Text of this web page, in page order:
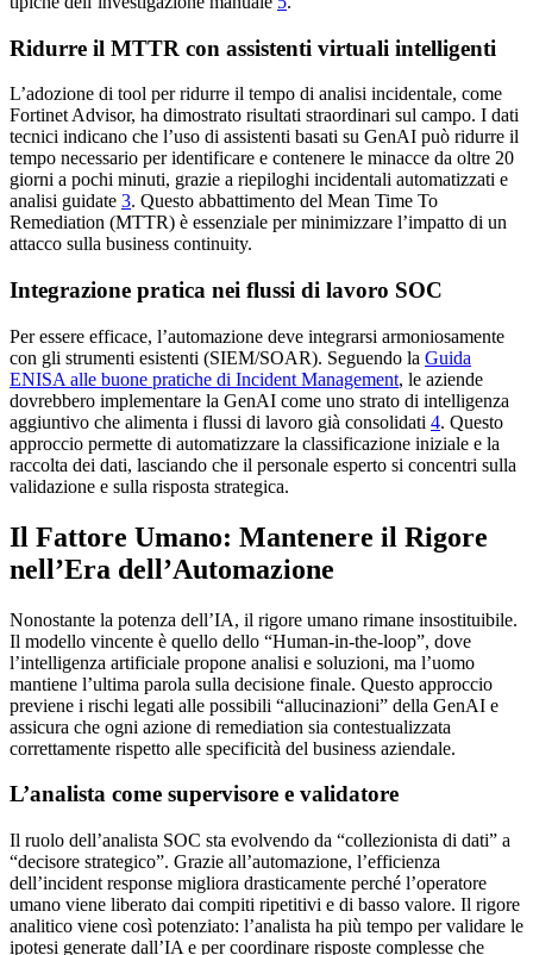
Ridurre il MTTR con assistenti virtuali intelligenti
L’adozione di tool per ridurre il tempo di analisi incidentale, come
Fortinet Advisor, ha dimostrato risultati straordinari sul campo. I dati
tecnici indicano che l’uso di assistenti basati su GenAI può ridurre il
tempo necessario per identificare e contenere le minacce da oltre 20
giorni a pochi minuti, grazie a riepiloghi incidentali automatizzati e
analisi guidate 3. Questo abbattimento del Mean Time To
Remediation (MTTR) è essenziale per minimizzare l’impatto di un
attacco sulla business continuity.
Integrazione pratica nei flussi di lavoro SOC
Per essere efficace, l’automazione deve integrarsi armoniosamente
con gli strumenti esistenti (SIEM/SOAR). Seguendo la Guida
ENISA alle buone pratiche di Incident Management, le aziende
dovrebbero implementare la GenAI come uno strato di intelligenza
aggiuntivo che alimenta i flussi di lavoro già consolidati 4. Questo
approccio permette di automatizzare la classificazione iniziale e la
raccolta dei dati, lasciando che il personale esperto si concentri sulla
validazione e sulla risposta strategica.
Il Fattore Umano: Mantenere il Rigore
nell’Era dell’Automazione
Nonostante la potenza dell’IA, il rigore umano rimane insostituibile.
Il modello vincente è quello dello “Human-in-the-loop”, dove
l’intelligenza artificiale propone analisi e soluzioni, ma l’uomo
mantiene l’ultima parola sulla decisione finale. Questo approccio
previene i rischi legati alle possibili “allucinazioni” della GenAI e
assicura che ogni azione di remediation sia contestualizzata
correttamente rispetto alle specificità del business aziendale.
L’analista come supervisore e validatore
Il ruolo dell’analista SOC sta evolvendo da “collezionista di dati” a
“decisore strategico”. Grazie all’automazione, l’efficienza
dell’incident response migliora drasticamente perché l’operatore
umano viene liberato dai compiti ripetitivi e di basso valore. Il rigore
analitico viene così potenziato: l’analista ha più tempo per validare le
ipotesi generate dall’IA e per coordinare risposte complesse che